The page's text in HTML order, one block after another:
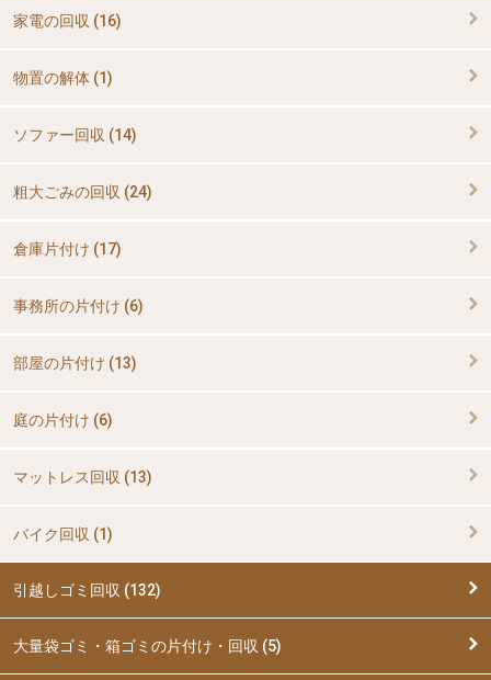
家電の回収 (16)
物置の解体 (1)
ソファー回収 (14)
粗大ごみの回収 (24)
倉庫片付け (17)
事務所の片付け (6)
部屋の片付け (13)
庭の片付け (6)
マットレス回収 (13)
バイク回収 (1)
引越しゴミ回収 (132)
大量袋ゴミ・箱ゴミの片付け・回収 (5)